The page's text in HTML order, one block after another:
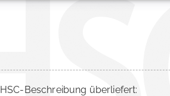
Beschreibung überliefert: